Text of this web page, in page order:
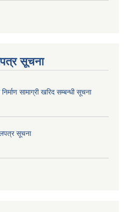
सूचना
सामाग्री खरिद सम्बन्धी सूचना
सूचना